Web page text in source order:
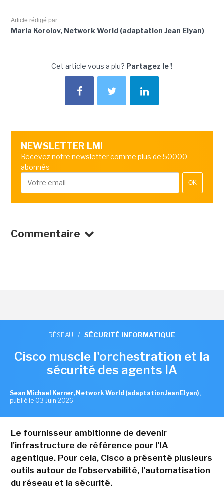
Article rédigé par
Maria Korolov, Network World (adaptation Jean Elyan)
Cet article vous a plu? Partagez le !
NEWSLETTER LMI
Recevez notre newsletter comme plus de 50000
abonnés
OK
Commentaire
RÉSEAU / SÉCURITÉ INFORMATIQUE
Cisco muscle l'orchestration et la
sécurité des agents IA
Sean Michael Kerner, Network World (adaptation Jean Elyan) ,
publié le 03 Juin 2026
Le fournisseur ambitionne de devenir
l'infrastructure de référence pour l'IA
agentique. Pour cela, Cisco a présenté plusieurs
outils autour de l'observabilité, l'automatisation
du réseau et la sécurité.